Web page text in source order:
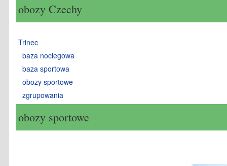
obozy Czechy
Trinec
baza noclegowa
baza sportowa
obozy sportowe
zgrupowania
obozy sportowe